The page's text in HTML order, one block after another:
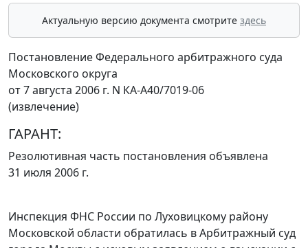
Актуальную версию документа смотрите здесь
Постановление Федерального арбитражного суда
Московского округа
от 7 августа 2006 г. N КА-А40/7019-06
(извлечение)
ГАРАНТ:
Резолютивная часть постановления объявлена
31 июля 2006 г.
Инспекция ФНС России по Луховицкому району
Московской области обратилась в Арбитражный суд